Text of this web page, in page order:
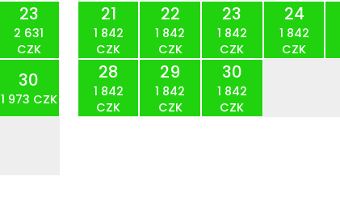
23
2 631
CZK
30
1 973 CZK
21
1 842
CZK
22
1 842
CZK
23
1 842
CZK
24
1 842
CZK
28
1 842
CZK
29
1 842
CZK
30
1 842
CZK